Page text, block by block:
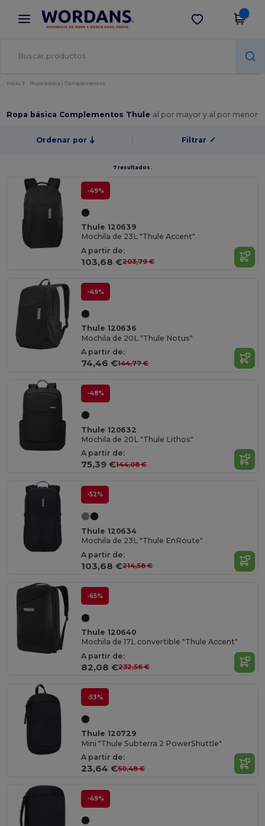
× App de Wordans
¡Mejores precios en app!
Descargar app
Inicio Ropa básica | Complementos
Ropa básica Complementos Thule al por mayor y al por menor
Ordenar por Filtrar ✓
7 resultados.
-49%
Thule 120639
Mochila de 23L "Thule Accent"
A partir de:
103,68 €203,79 €
-49%
Thule 120636
Mochila de 20L "Thule Notus"
A partir de:
74,46 €144,77 €
-48%
Thule 120632
Mochila de 20L "Thule Lithos"
A partir de:
75,39 €144,08 €
-52%
Thule 120634
Mochila de 23L "Thule EnRoute"
A partir de:
103,68 €214,58 €
-65%
Thule 120640
Mochila de 17L convertible "Thule Accent"
A partir de:
82,08 €232,56 €
-53%
Thule 120729
Mini "Thule Subterra 2 PowerShuttle"
A partir de:
23,64 €50,48 €
-49%